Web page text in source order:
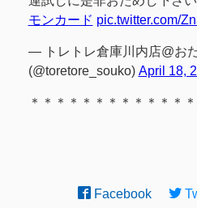
モンカード pic.twitter.com/
— トレトレ倉庫川内店@お
(@toretore_souko) April 18,
＊＊＊＊＊＊＊＊＊＊＊＊
Facebook